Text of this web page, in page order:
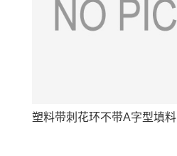
塑料带刺花环不带A字型填料